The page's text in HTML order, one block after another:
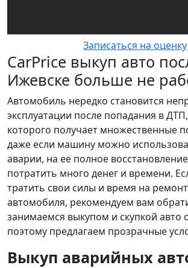
Записаться на оценку
CarPrice выкуп авто
Ижевске больше не
Автомобиль нередко становится
эксплуатации после попадания в
которого получает множественные
даже если машину можно
аварии, на ее полное
потратить много денег и времени.
тратить свои силы и время на
автомобиля, рекомендуем вам
занимаемся выкупом и скупкой авто
поэтому предлагаем прозрачные
Выкуп аварийных